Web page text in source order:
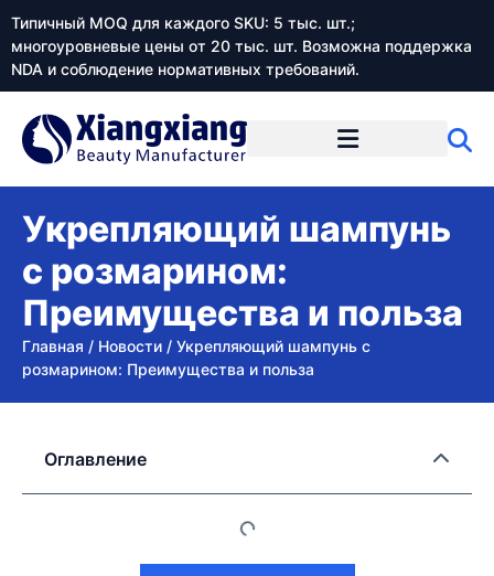
Типичный MOQ для каждого SKU: 5 тыс. шт.;
многоуровневые цены от 20 тыс. шт. Возможна поддержка
NDA и соблюдение нормативных требований.
Укрепляющий шампунь
с розмарином:
Преимущества и польза
Главная / Новости / Укрепляющий шампунь с
розмарином: Преимущества и польза
Оглавление